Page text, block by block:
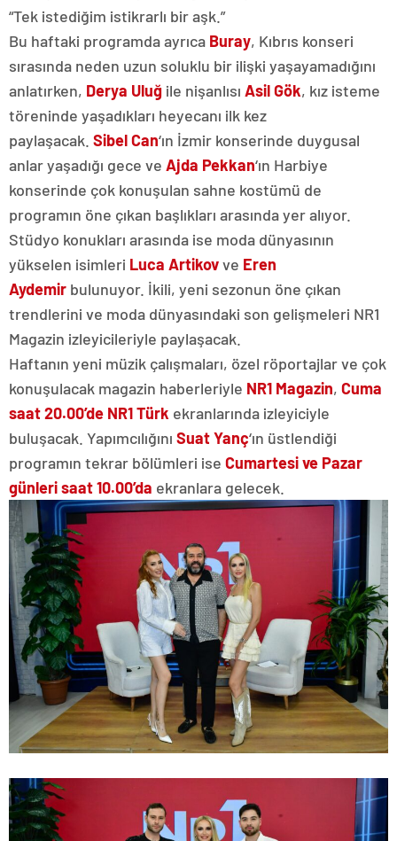
“Tek istediğim istikrarlı bir aşk.”
Bu haftaki programda ayrıca Buray, Kıbrıs konseri
sırasında neden uzun soluklu bir ilişki yaşayamadığını
anlatırken, Derya Uluğ ile nişanlısı Asil Gök, kız isteme
töreninde yaşadıkları heyecanı ilk kez
paylaşacak. Sibel Can‘ın İzmir konserinde duygusal
anlar yaşadığı gece ve Ajda Pekkan‘ın Harbiye
konserinde çok konuşulan sahne kostümü de
programın öne çıkan başlıkları arasında yer alıyor.
Stüdyo konukları arasında ise moda dünyasının
yükselen isimleri Luca Artikovve Eren
Aydemir bulunuyor. İkili, yeni sezonun öne çıkan
trendlerini ve moda dünyasındaki son gelişmeleri NR1
Magazin izleyicileriyle paylaşacak.
Haftanın yeni müzik çalışmaları, özel röportajlar ve çok
konuşulacak magazin haberleriyle NR1 Magazin, Cuma
saat 20.00’de NR1 Türk ekranlarında izleyiciyle
buluşacak. Yapımcılığını Suat Yanç‘ın üstlendiği
programın tekrar bölümleri ise Cumartesi ve Pazar
günleri saat 10.00’da ekranlara gelecek.